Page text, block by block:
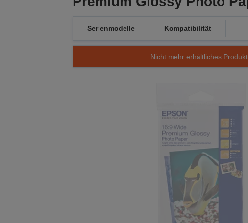
Serienmodelle Kompatibilität
Nicht mehr erhältliches